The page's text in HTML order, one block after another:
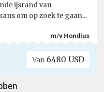
ijsrand van
om op zoek te gaan...
m/v Hondius
Van 6480 USD